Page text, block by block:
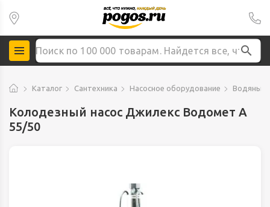
Каталог Сантехника Насосное оборудование Водяные
Колодезный насос Джилекс Водомет А
55/50